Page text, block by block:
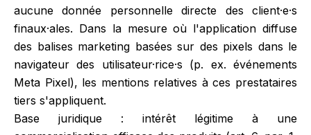
aucune donnée personnelle directe des client·e·s
finaux·ales. Dans la mesure où l'application diffuse
des balises marketing basées sur des pixels dans le
navigateur des utilisateur·rice·s (p. ex. événements
Meta Pixel), les mentions relatives à ces prestataires
tiers s'appliquent.
Base juridique : intérêt légitime à une